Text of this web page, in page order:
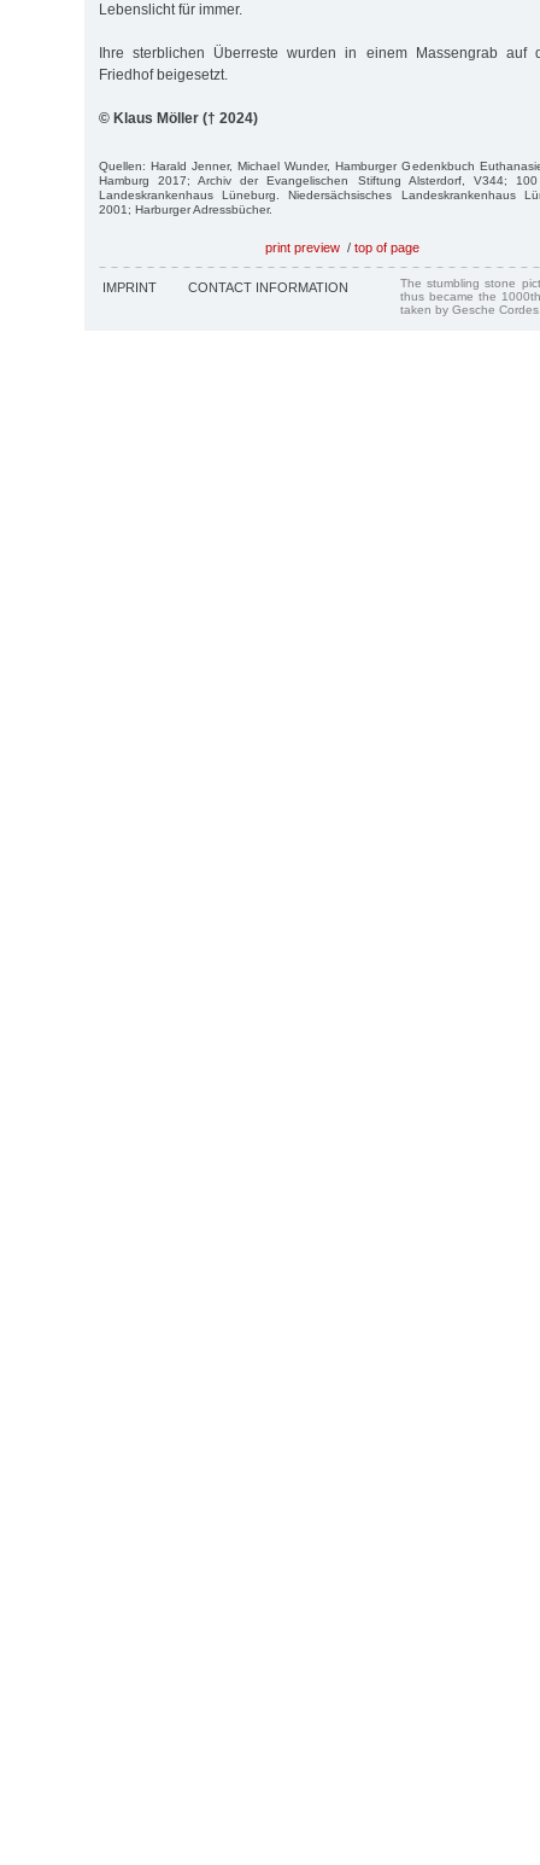
Lebenslicht für immer.
Ihre sterblichen Überreste wurden in einem Massengrab auf
Friedhof beigesetzt.
© Klaus Möller († 2024)
Quellen: Harald Jenner, Michael Wunder, Hamburger Gedenkbuch
Hamburg 2017; Archiv der Evangelischen Stiftung Alsterdorf, V344; 100
Landeskrankenhaus Lüneburg. Niedersächsisches Landeskrankenhaus
2001; Harburger Adressbücher.
print preview / top of page
IMPRINT CONTACT INFORMATION
The stumbling stone
thus became the
taken by Gesche